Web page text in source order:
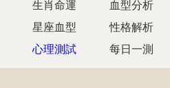
生肖命運
血型分析
星座血型
性格解析
心理測試 每日一測